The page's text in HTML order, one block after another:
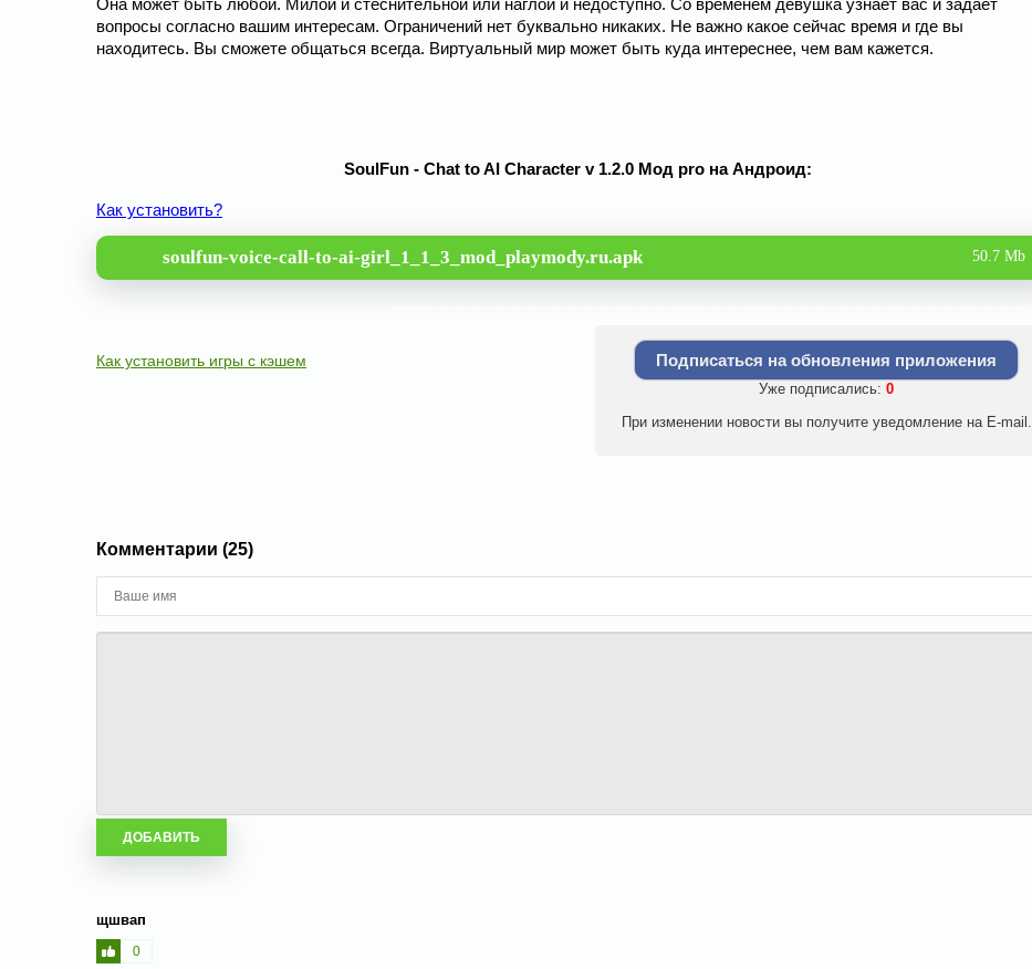
Она может быть любой. Милой и стеснительной или наглой и недоступно. Со временем девушка узнает вас и задаёт
вопросы согласно вашим интересам. Ограничений нет буквально никаких. Не важно какое сейчас время и где вы
находитесь. Вы сможете общаться всегда. Виртуальный мир может быть куда интереснее, чем вам кажется.
SoulFun - Chat to AI Character v 1.2.0 Мод pro на Андроид:
Как установить?
soulfun-voice-call-to-ai-girl_1_1_3_mod_playmody.ru.apk 50.7 Mb
Как установить игры с кэшем Подписаться на обновления приложения
Уже подписались: 0
При изменении новости вы получите уведомление на E-mail.
Комментарии (25)
щшвап
0